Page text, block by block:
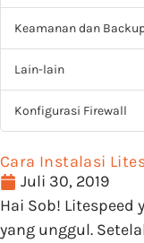
Keamanan dan
Lain-lain
Konfigurasi Firewall
Cara Instalasi
Juli 30, 2019
Hai Sob!
yang unggul.